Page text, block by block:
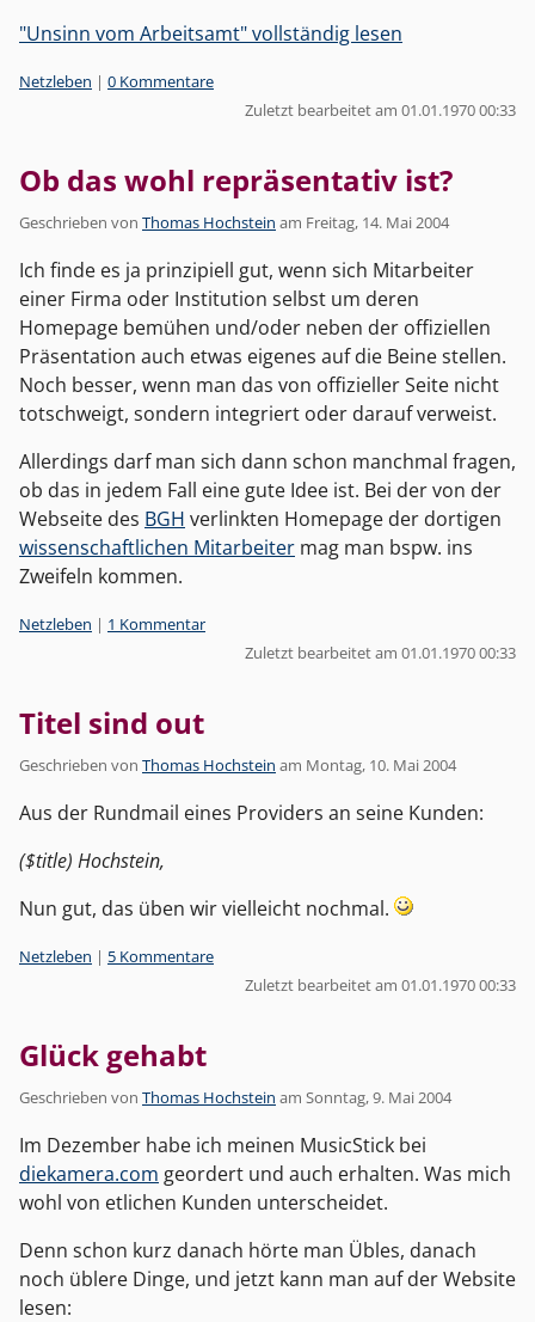
"Unsinn vom Arbeitsamt" vollständig lesen
Kategorien:
Netzleben | 0 Kommentare
Zuletzt bearbeitet am 01.01.1970 00:33
Ob das wohl repräsentativ ist?
Geschrieben von Thomas Hochstein am Freitag, 14. Mai 2004
Ich finde es ja prinzipiell gut, wenn sich Mitarbeiter
einer Firma oder Institution selbst um deren
Homepage bemühen und/oder neben der offiziellen
Präsentation auch etwas eigenes auf die Beine stellen.
Noch besser, wenn man das von offizieller Seite nicht
totschweigt, sondern integriert oder darauf verweist.
Allerdings darf man sich dann schon manchmal fragen,
ob das in jedem Fall eine gute Idee ist. Bei der von der
Webseite des BGH verlinkten Homepage der dortigen
wissenschaftlichen Mitarbeiter mag man bspw. ins
Zweifeln kommen.
Kategorien:
Netzleben | 1 Kommentar
Zuletzt bearbeitet am 01.01.1970 00:33
Titel sind out
Geschrieben von Thomas Hochstein am Montag, 10. Mai 2004
Aus der Rundmail eines Providers an seine Kunden:
($title) Hochstein,
Nun gut, das üben wir vielleicht nochmal.
Kategorien:
Netzleben | 5 Kommentare
Zuletzt bearbeitet am 01.01.1970 00:33
Glück gehabt
Geschrieben von Thomas Hochstein am Sonntag, 9. Mai 2004
Im Dezember habe ich meinen MusicStick bei
diekamera.com geordert und auch erhalten. Was mich
wohl von etlichen Kunden unterscheidet.
Denn schon kurz danach hörte man Übles, danach
noch üblere Dinge, und jetzt kann man auf der Website
lesen: